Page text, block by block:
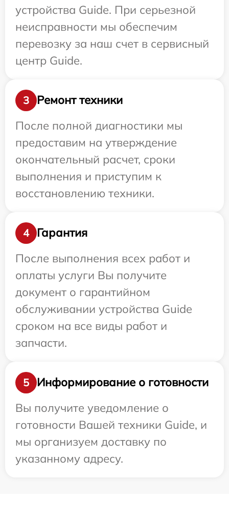
устройства Guide. При серьезной
неисправности мы обеспечим
перевозку за наш счет в сервисный
центр Guide.
3
Ремонт техники
После полной диагностики мы
предоставим на утверждение
окончательный расчет, сроки
выполнения и приступим к
восстановлению техники.
4
Гарантия
После выполнения всех работ и
оплаты услуги Вы получите
документ о гарантийном
обслуживании устройства Guide
сроком на все виды работ и
запчасти.
5
Информирование о готовности
Вы получите уведомление о
готовности Вашей техники Guide, и
мы организуем доставку по
указанному адресу.